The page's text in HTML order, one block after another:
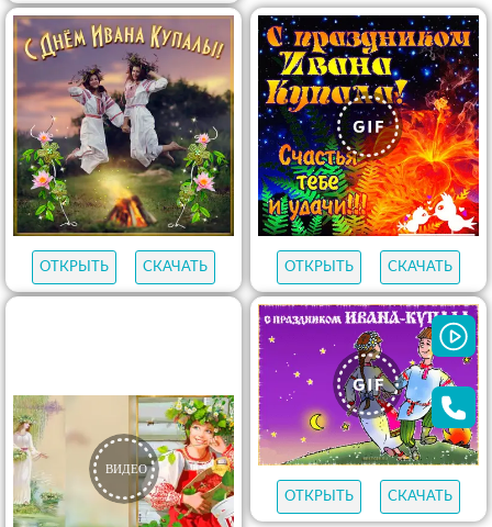
ОТКРЫТЬ СКАЧАТЬ ОТКРЫТЬ СКАЧАТЬ
ОТКРЫТЬ СКАЧАТЬ